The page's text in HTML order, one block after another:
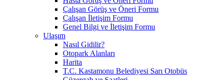
Çalışan Görüş ve Öneri Formu
Çalışan İletişim Formu
Genel Bilgi ve İletişim Formu
Ulaşım
Nasıl Gidilir?
Otopark Alanları
Harita
T.C. Kastamonu Belediyesi Sarı Otobüs